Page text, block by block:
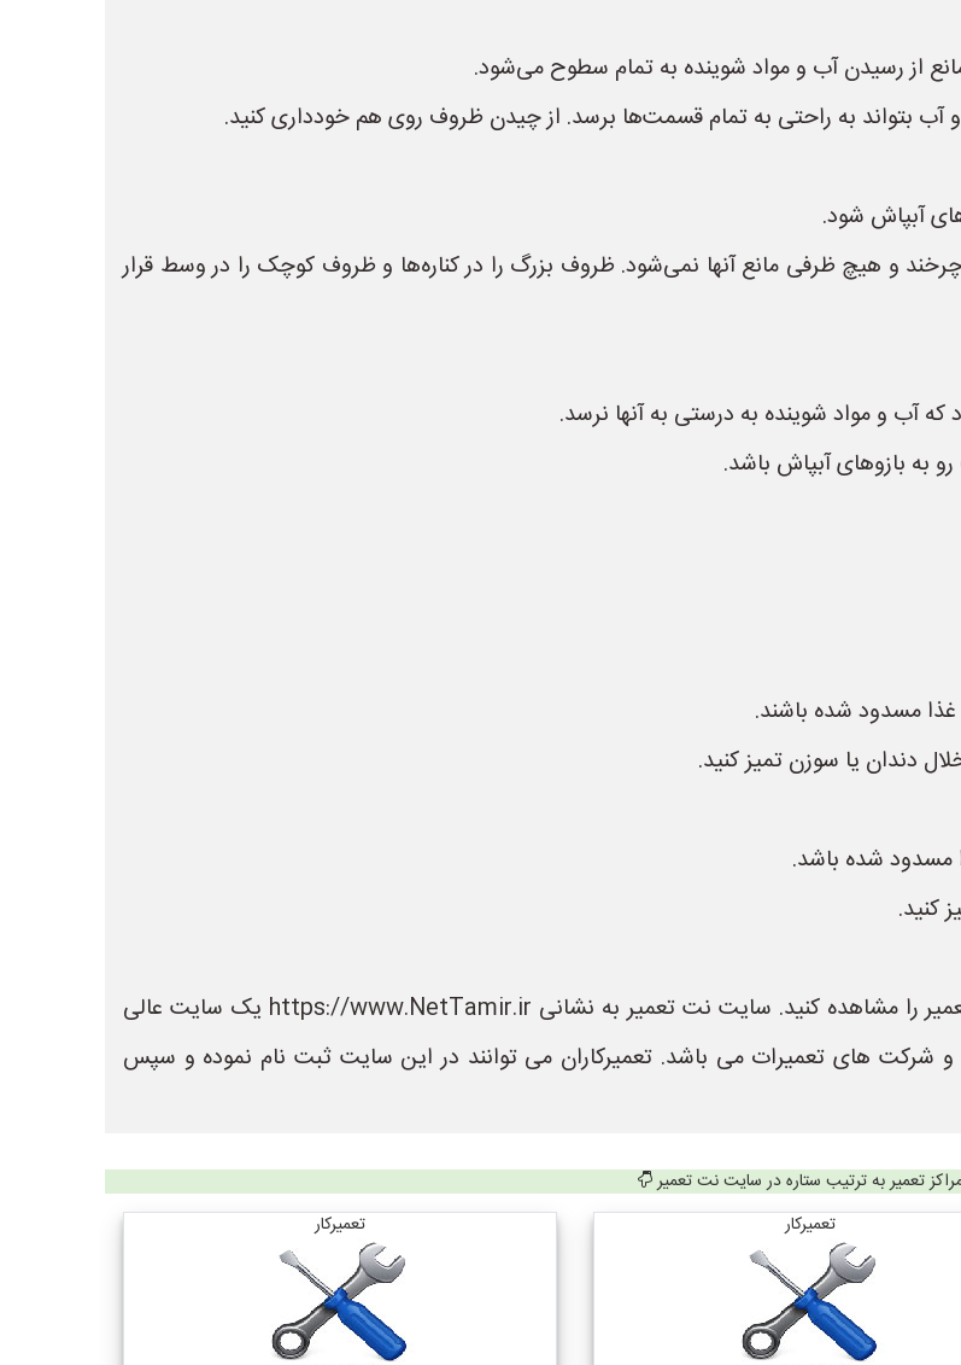
رسیدن آب و مواد شوینده به تمام سطوح می‌شود.
بتواند به راحتی به تمام قسمت‌ها برسد. از چیدن ظروف روی هم خودداری کنید.
آبپاش شود.
و هیچ ظرفی مانع آنها نمی‌شود. ظروف بزرگ را در کناره‌ها و ظروف کوچک را در وسط قرار
و مواد شوینده به درستی به آنها نرسد.
بازوهای آبپاش باشد.
مسدود شده باشند.
دندان یا سوزن تمیز کنید.
شده باشد.
کنید.
در سایت نت تعمیر می توانید لیست بهترین فروشگاه های تعمیر را مشاهده کنید. سایت نت تعمیر به نشانی https://www.NetTamir.ir یک سایت عالی
و شرکت های تعمیرات می باشد. تعمیرکاران می توانند در این سایت ثبت نام نموده و سپس
تعمیر به ترتیب ستاره در سایت نت تعمیر
تعمیرکار تعمیرکار